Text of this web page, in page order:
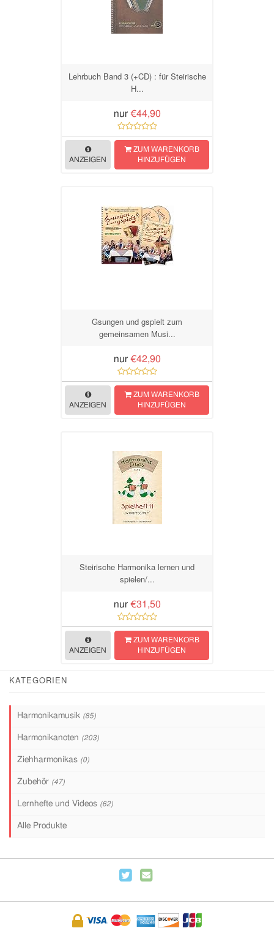
Lehrbuch Band 3 (+CD) : für Steirische
H...
nur €44,90
ANZEIGEN
ZUM WARENKORB
HINZUFÜGEN
Gsungen und gspielt zum
gemeinsamen Musi...
nur €42,90
ANZEIGEN
ZUM WARENKORB
HINZUFÜGEN
Steirische Harmonika lernen und
spielen/...
nur €31,50
ANZEIGEN
ZUM WARENKORB
HINZUFÜGEN
KATEGORIEN
Harmonikamusik (85)
Harmonikanoten (203)
Ziehharmonikas (0)
Zubehör (47)
Lernhefte und Videos (62)
Alle Produkte